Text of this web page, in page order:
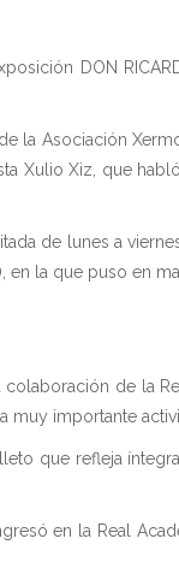
DON
la Asociación
Xulio Xiz, que
de lunes a
en la que puso en
de la
importante
que refleja
en la Real